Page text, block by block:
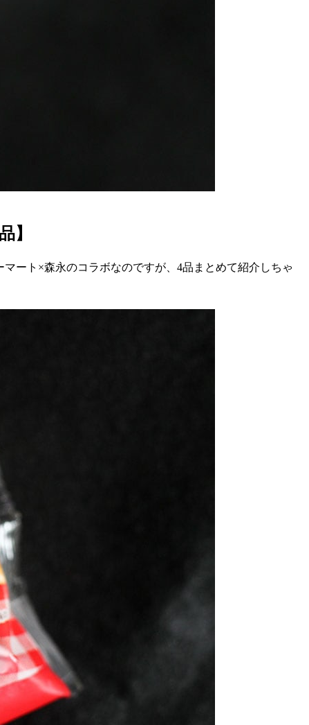
】
ート×森永のコラボなのですが、4品まとめて紹介しちゃ